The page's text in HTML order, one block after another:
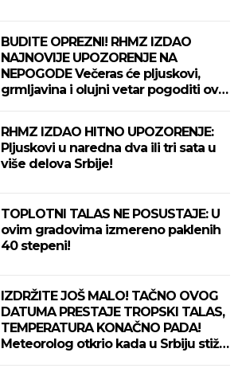
BUDITE OPREZNI! RHMZ IZDAO
NAJNOVIJE UPOZORENJE NA
NEPOGODE Večeras će pljuskovi,
grmljavina i olujni vetar pogoditi ove
RHMZ IZDAO HITNO UPOZORENJE:
Pljuskovi u naredna dva ili tri sata u
više delova Srbije!
TOPLOTNI TALAS NE POSUSTAJE: U
ovim gradovima izmereno paklenih
40 stepeni!
IZDRŽITE JOŠ MALO! TAČNO OVOG
DATUMA PRESTAJE TROPSKI TALAS,
TEMPERATURA KONAČNO PADA!
Meteorolog otkrio kada u Srbiju stiže